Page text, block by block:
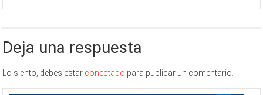
Deja una respuesta
Lo siento, debes estar conectado para publicar un comentario.